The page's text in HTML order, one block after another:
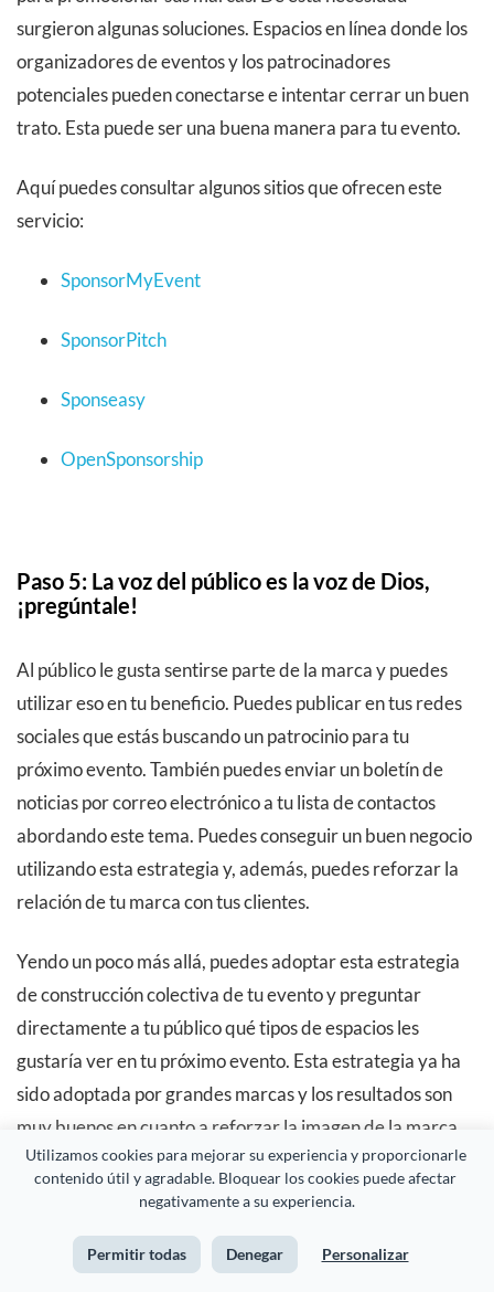
Utilizamos cookies para mejorar su experiencia y proporcionarle
contenido útil y agradable. Bloquear los cookies puede afectar
negativamente a su experiencia.
Permitir todas Denegar Personalizar
surgieron algunas soluciones. Espacios en línea donde los
organizadores de eventos y los patrocinadores
potenciales pueden conectarse e intentar cerrar un buen
trato. Esta puede ser una buena manera para tu evento.
Aquí puedes consultar algunos sitios que ofrecen este
servicio:
SponsorMyEvent
SponsorPitch
Sponseasy
OpenSponsorship
Paso 5: La voz del público es la voz de Dios,
¡pregúntale!
Al público le gusta sentirse parte de la marca y puedes
utilizar eso en tu beneficio. Puedes publicar en tus redes
sociales que estás buscando un patrocinio para tu
próximo evento. También puedes enviar un boletín de
noticias por correo electrónico a tu lista de contactos
abordando este tema. Puedes conseguir un buen negocio
utilizando esta estrategia y, además, puedes reforzar la
relación de tu marca con tus clientes.
Yendo un poco más allá, puedes adoptar esta estrategia
de construcción colectiva de tu evento y preguntar
directamente a tu público qué tipos de espacios les
gustaría ver en tu próximo evento. Esta estrategia ya ha
sido adoptada por grandes marcas y los resultados son
muy buenos en cuanto a reforzar la imagen de la marca
ante el público.
patrocinadores les gustaría ver en un evento. Esto puede